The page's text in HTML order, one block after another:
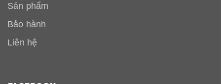
Sản phẩm
Bảo hành
Liên hệ